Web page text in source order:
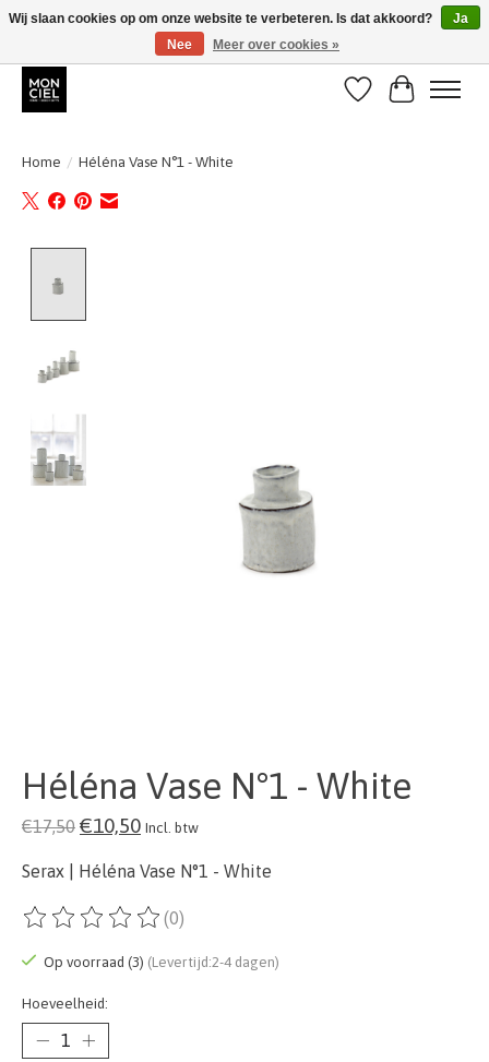
BE + NL : GRATIS VERZENDING van 31/07 t;e.m. 17/8
Verlanglijst
Home / Héléna Vase N°1 - White
Héléna Vase N°1 - White
€17,50 €10,50 Incl. btw
Serax | Héléna Vase N°1 - White
De beoordeling van dit product is
(0)
Op voorraad (3) (Levertijd:2-4 dagen)
Hoeveelheid:
Wij slaan cookies op om onze website te verbeteren. Is dat akkoord?
Ja
Nee
Meer over cookies »